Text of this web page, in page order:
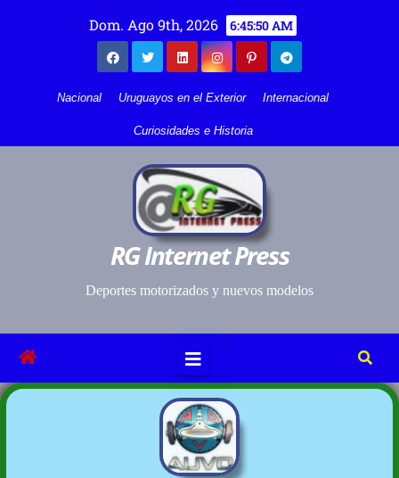
Dom. Ago 9th, 2026 6:45:50 AM
Nacional Uruguayos en el Exterior Internacional
Curiosidades e Historia
RG Internet Press
Deportes motorizados y nuevos modelos